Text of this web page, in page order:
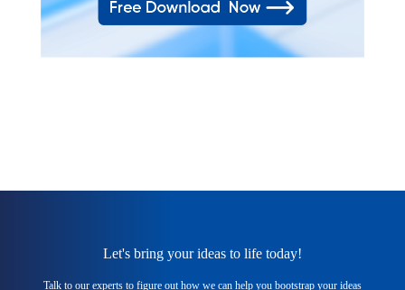
Let's bring your ideas to life today!
Talk to our experts to figure out how we can help you bootstrap your ideas